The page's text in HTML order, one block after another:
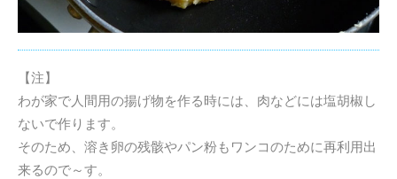
【注】
わが家で人間用の揚げ物を作る時には、肉などには塩胡椒し
ないで作ります。
そのため、溶き卵の残骸やパン粉もワンコのために再利用出
来るので～す。